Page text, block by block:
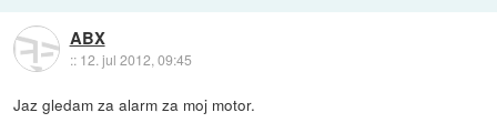
ABX
:: 12. jul 2012, 09:45
Jaz gledam za alarm za moj motor.